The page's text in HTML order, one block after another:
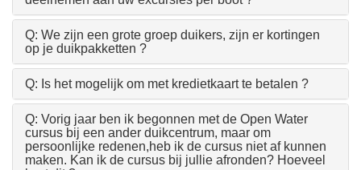
Q: We zijn een grote groep duikers, zijn er kortingen
op je duikpakketten ?
Q: Is het mogelijk om met kredietkaart te betalen ?
Q: Vorig jaar ben ik begonnen met de Open Water
cursus bij een ander duikcentrum, maar om
persoonlijke redenen,heb ik de cursus niet af kunnen
maken. Kan ik de cursus bij jullie afronden? Hoeveel